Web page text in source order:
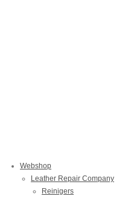
Webshop
Leather Repair Company
Reinigers